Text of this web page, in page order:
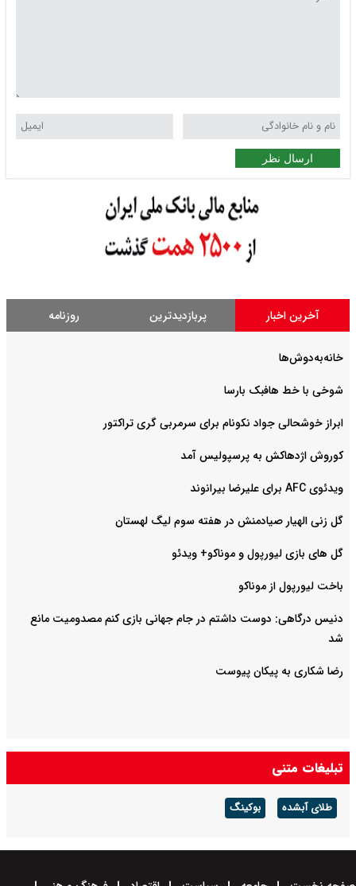
ارسال نظر
آخرین اخبار پربازدیدترین روزنامه
خانه‌به‌دوش‌ها
شوخی با خط هافبک بارسا
ابراز خوشحالی جواد نکونام برای سرمربی گری تراکتور
کوروش اژدهاکش به پرسپولیس آمد
ویدئوی AFC برای علیرضا بیرانوند
گل زنی الهیار صیادمنش در هفته سوم لیگ لهستان
گل های بازی لیورپول و موناکو+ ویدئو
باخت لیورپول از موناکو
دنیس درگاهی: دوست داشتم در جام جهانی بازی کنم مصدومیت مانع
شد
رضا شکاری به پیکان پیوست
تبلیغات متنی
طلای آبشده بوکینگ